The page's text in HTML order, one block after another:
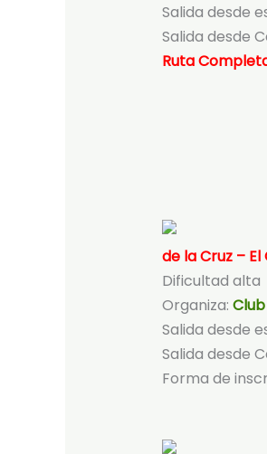
Salida desde
Salida desde
Ruta
de la Cruz – El
Dificultad alta
Organiza:
Salida desde
Salida desde
Forma de